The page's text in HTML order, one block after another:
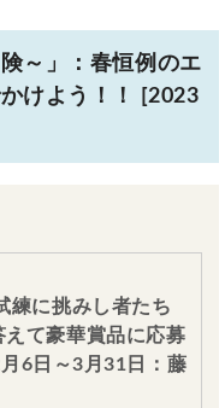
～」：春恒例のエ
けよう！！ [2023
練に挑みし者たち
えて豪華賞品に応募
6日～3月31日：藤